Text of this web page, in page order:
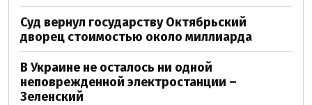
Суд вернул государству Октябрьский
дворец стоимостью около миллиарда
В Украине не осталось ни одной
неповрежденной электростанции –
Зеленский